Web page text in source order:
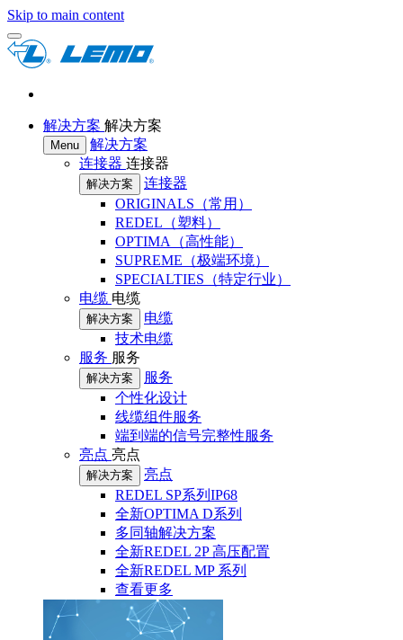
Skip to main content
解决方案 解决方案
Menu
解决方案
连接器 连接器
解决方案
连接器
ORIGINALS（常用）
REDEL（塑料）
OPTIMA（高性能）
SUPREME（极端环境）
SPECIALTIES（特定行业）
电缆 电缆
解决方案
电缆
技术电缆
服务 服务
解决方案
服务
个性化设计
线缆组件服务
端到端的信号完整性服务
亮点 亮点
解决方案
亮点
REDEL SP系列IP68
全新OPTIMA D系列
多同轴解决方案
全新REDEL 2P 高压配置
全新REDEL MP 系列
查看更多